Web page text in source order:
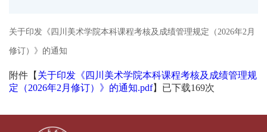
关于印发《四川美术学院本科课程考核及成绩管理规定（2026年2月
修订）》的通知
附件【 关于印发《四川美术学院本科课程考核及成绩管理规
定（2026年2月修订）》的通知.pdf】已下载169次